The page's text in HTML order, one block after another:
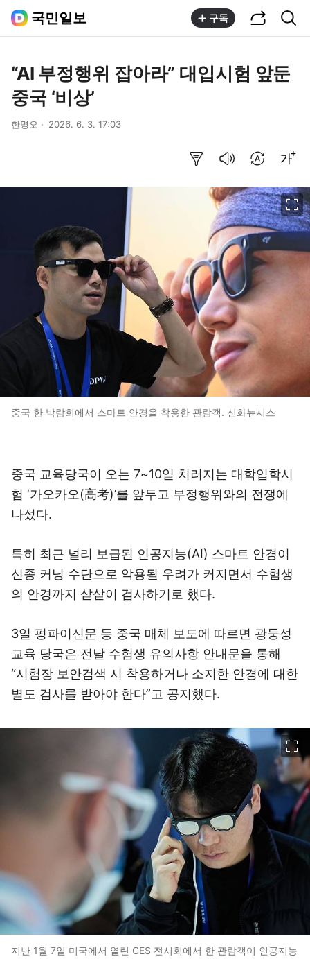
국민일보 구독
“AI 부정행위 잡아라” 대입시험 앞둔
중국 ‘비상’
한명오 2026. 6. 3. 17:03
중국 한 박람회에서 스마트 안경을 착용한 관람객. 신화뉴시스
중국 교육당국이 오는 7~10일 치러지는 대학입학시
험 ‘가오카오(高考)’를 앞두고 부정행위와의 전쟁에
나섰다.
특히 최근 널리 보급된 인공지능(AI) 스마트 안경이
신종 커닝 수단으로 악용될 우려가 커지면서 수험생
의 안경까지 샅샅이 검사하기로 했다.
3일 펑파이신문 등 중국 매체 보도에 따르면 광둥성
교육 당국은 전날 수험생 유의사항 안내문을 통해
“시험장 보안검색 시 착용하거나 소지한 안경에 대한
별도 검사를 받아야 한다”고 공지했다.
지난 1월 7일 미국에서 열린 CES 전시회에서 한 관람객이 인공지능